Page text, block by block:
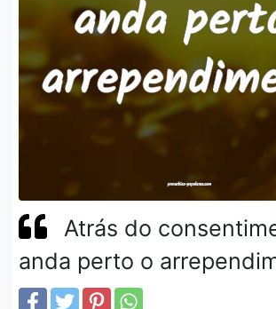
Atrás do
anda perto o